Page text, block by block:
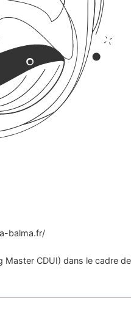
balma.fr/
Master CDUI) dans le cadre